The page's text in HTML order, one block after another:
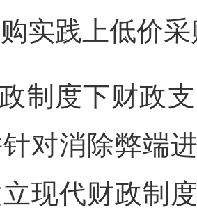
实践上低价
制度下财政
对消除弊端
现代财政制